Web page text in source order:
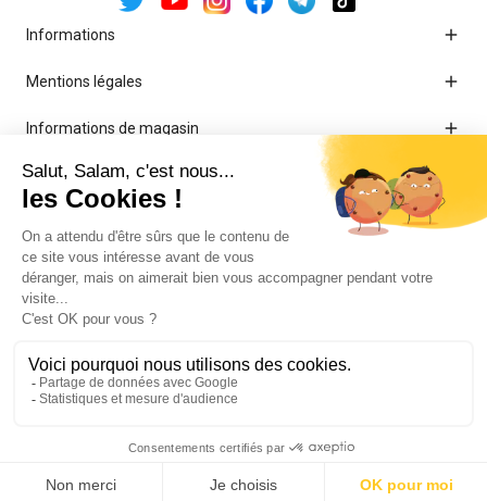
Informations 
Mentions légales 
Informations de magasin 
© 2026 - Librairie Al Bayyinah